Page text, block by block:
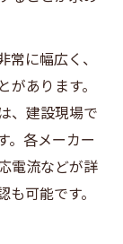
に幅広く、
あります。
、建設現場で
。各メーカー
電流などが詳
可能です。